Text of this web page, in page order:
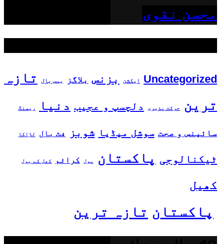
محسن نقوی
Uncategorized ایکشن بزنس بلاگز بیس بال
تازہ
ترین
حرکت پذیری دلچسپ و عجیب دنیا ریسنگ
سائینس و صحت سوشل میڈیا شوبز فٹ بال لڑاکا
ٹیکنالوجی پاکستان پول کرائم کھل کے بول
کھیل
پاکستان تازہ ترین